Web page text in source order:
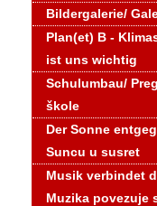
Bildergalerie/
Plan(et) B -
ist uns wichtig
Schulumbau/
škole
Der Sonne
Suncu u susret
Musik verbindet
Muzika povezuje